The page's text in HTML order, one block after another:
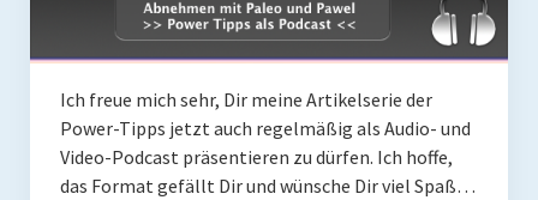
Zunehmen mit Paleo
Paleo Fitness
Freeletics
Ich freue mich sehr, Dir meine Artikelserie der
Power-Tipps jetzt auch regelmäßig als Audio- und
Video-Podcast präsentieren zu dürfen. Ich hoffe,
das Format gefällt Dir und wünsche Dir viel Spaß…